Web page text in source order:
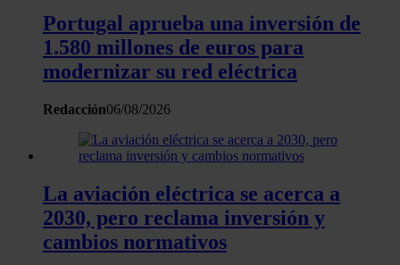
que les haya proporcionado o que hayan recopilado a
partir del uso que haya hecho de sus servicios.
Portugal aprueba una inversión de
1.580 millones de euros para
modernizar su red eléctrica
Redacción06/08/2026
La aviación eléctrica se acerca a
2030, pero reclama inversión y
cambios normativos